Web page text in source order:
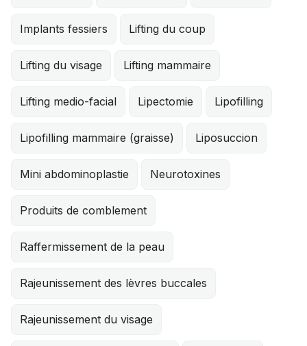
Implants fessiers Lifting du coup
Lifting du visage Lifting mammaire
Lifting medio-facial Lipectomie Lipofilling
Lipofilling mammaire (graisse) Liposuccion
Mini abdominoplastie Neurotoxines
Produits de comblement
Raffermissement de la peau
Rajeunissement des lèvres buccales
Rajeunissement du visage